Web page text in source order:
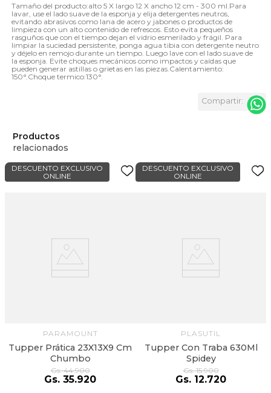
Tamaño del producto:alto 5 X largo 12 X ancho 12 cm - 300 ml.Para
lavar, use el lado suave de la esponja y elija detergentes neutros,
evitando abrasivos como lana de acero y jabones o productos de
limpieza con un alto contenido de refrescos. Esto evita pequeños
rasguños que con el tiempo dejan el vidrio esmerilado y frágil. Para
limpiar la suciedad persistente, ponga agua tibia con detergente neutro
y déjelo en remojo durante un tiempo. Luego lave con el lado suave de
la esponja. Evite choques mecánicos como impactos y caídas que
pueden generar astillas o grietas en las piezas.Calentamiento:
150°.Choque termico:130°.
Productos
relacionados
DESCUENTO EXCLUSIVO
ONLINE
PARAMOUNT
Tupper Prática 23X13X9 Cm
Chumbo
Gs. 44.900
Gs. 35.920
DESCUENTO EXCLUSIVO
ONLINE
PLASUTIL
Tupper Con Traba 630Ml
Spidey
Gs. 15.900
Gs. 12.720